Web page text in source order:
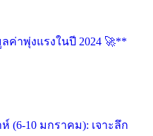
าพุ่งแรงในปี 2024 🚀**
(6-10 มกราคม): เจาะลึก